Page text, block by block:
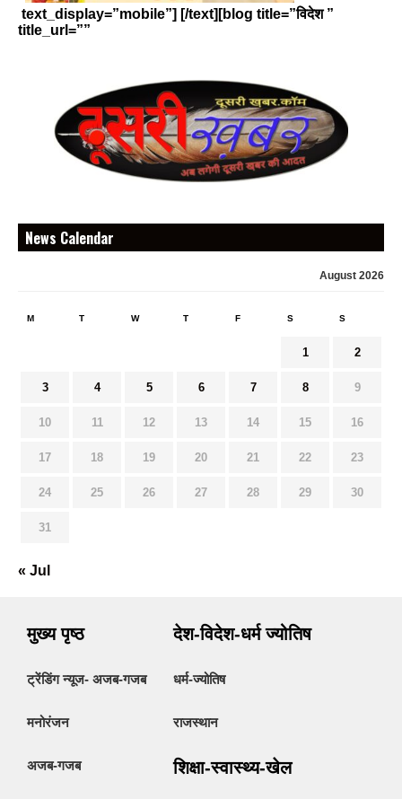
text_display=”mobile”] [/text][blog title=”विदेश ”
title_url=””
News Calendar
August 2026
M T W T F S S
1 2
3 4 5 6 7 8 9
10 11 12 13 14 15 16
17 18 19 20 21 22 23
24 25 26 27 28 29 30
31
« Jul
मुख्य पृष्ठ
ट्रेंडिंग न्यूज- अजब-गजब
मनोरंजन
अजब-गजब
देश-विदेश-धर्म ज्योतिष
धर्म-ज्योतिष
राजस्थान
शिक्षा-स्वास्थ्य-खेल